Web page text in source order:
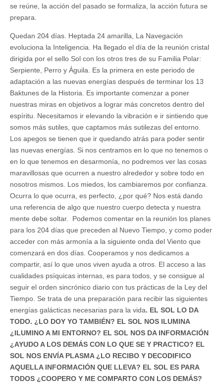
se reúne, la acción del pasado se formaliza, la acción futura se
prepara.
Quedan 204 días. Heptada 24 amarilla, La Navegación
evoluciona la Inteligencia. Ha llegado el día de la reunión cristal
dirigida por el sello Sol con los otros tres de su Familia Polar:
Serpiente, Perro y Águila. Es la primera en este periodo de
adaptación a las nuevas energías después de terminar los 13
Baktunes de la Historia. Es importante comenzar a poner
nuestras miras en objetivos a lograr más concretos dentro del
espíritu. Necesitamos ir elevando la vibración e ir sintiendo que
somos más sutiles, que captamos más sutilezas del entorno.
Los apegos se tienen que ir quedando atrás para poder sentir
las nuevas energías. Si nos centramos en lo que no tenemos o
en lo que tenemos en desarmonía, no podremos ver las cosas
maravillosas que ocurren a nuestro alrededor y sobre todo en
nosotros mismos. Los miedos, los cambiaremos por confianza.
Ocurra lo que ocurra, es perfecto, ¿por qué? Nos está dando
una referencia de algo que nuestro cuerpo detecta y nuestra
mente debe soltar. Podemos comentar en la reunión los planes
para los 204 días que preceden al Nuevo Tiempo, y como poder
acceder con más armonía a la siguiente onda del Viento que
comenzará en dos días. Cooperamos y nos dedicamos a
compartir, así lo que unos viven ayuda a otros. El acceso a las
cualidades psíquicas internas, es para todos, y se consigue al
seguir el orden sincrónico diario con tus prácticas de la Ley del
Tiempo. Se trata de una preparación para recibir las siguientes
energías galácticas necesarias para la vida. EL SOL LO DA
TODO. ¿LO DOY YO TAMBIÉN? EL SOL NOS ILUMINA
¿ILUMINO A MI ENTORNO? EL SOL NOS DA INFORMACIÓN
¿AYUDO A LOS DEMÁS CON LO QUE SE Y PRACTICO? EL
SOL NOS ENVÍA PLASMA ¿LO RECIBO Y DECODIFICO
AQUELLA INFORMACIÓN QUE LLEVA? EL SOL ES PARA
TODOS ¿COOPERO Y ME COMPARTO CON LOS DEMÁS?